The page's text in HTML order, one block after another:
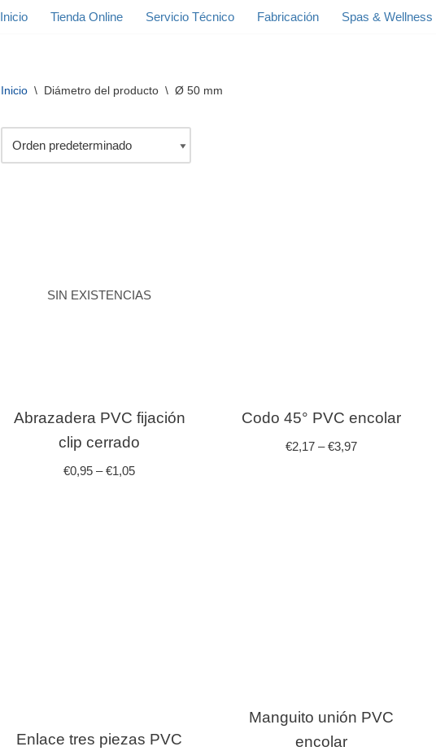
Inicio Tienda Online Servicio Técnico Fabricación Spas & Wellness
Inicio \ Diámetro del producto \ Ø 50 mm
SIN EXISTENCIAS
Abrazadera PVC fijación
clip cerrado
€0,95 –€1,05
Codo 45° PVC encolar
€2,17–€3,97
Enlace tres piezas PVC
Manguito unión PVC
encolar